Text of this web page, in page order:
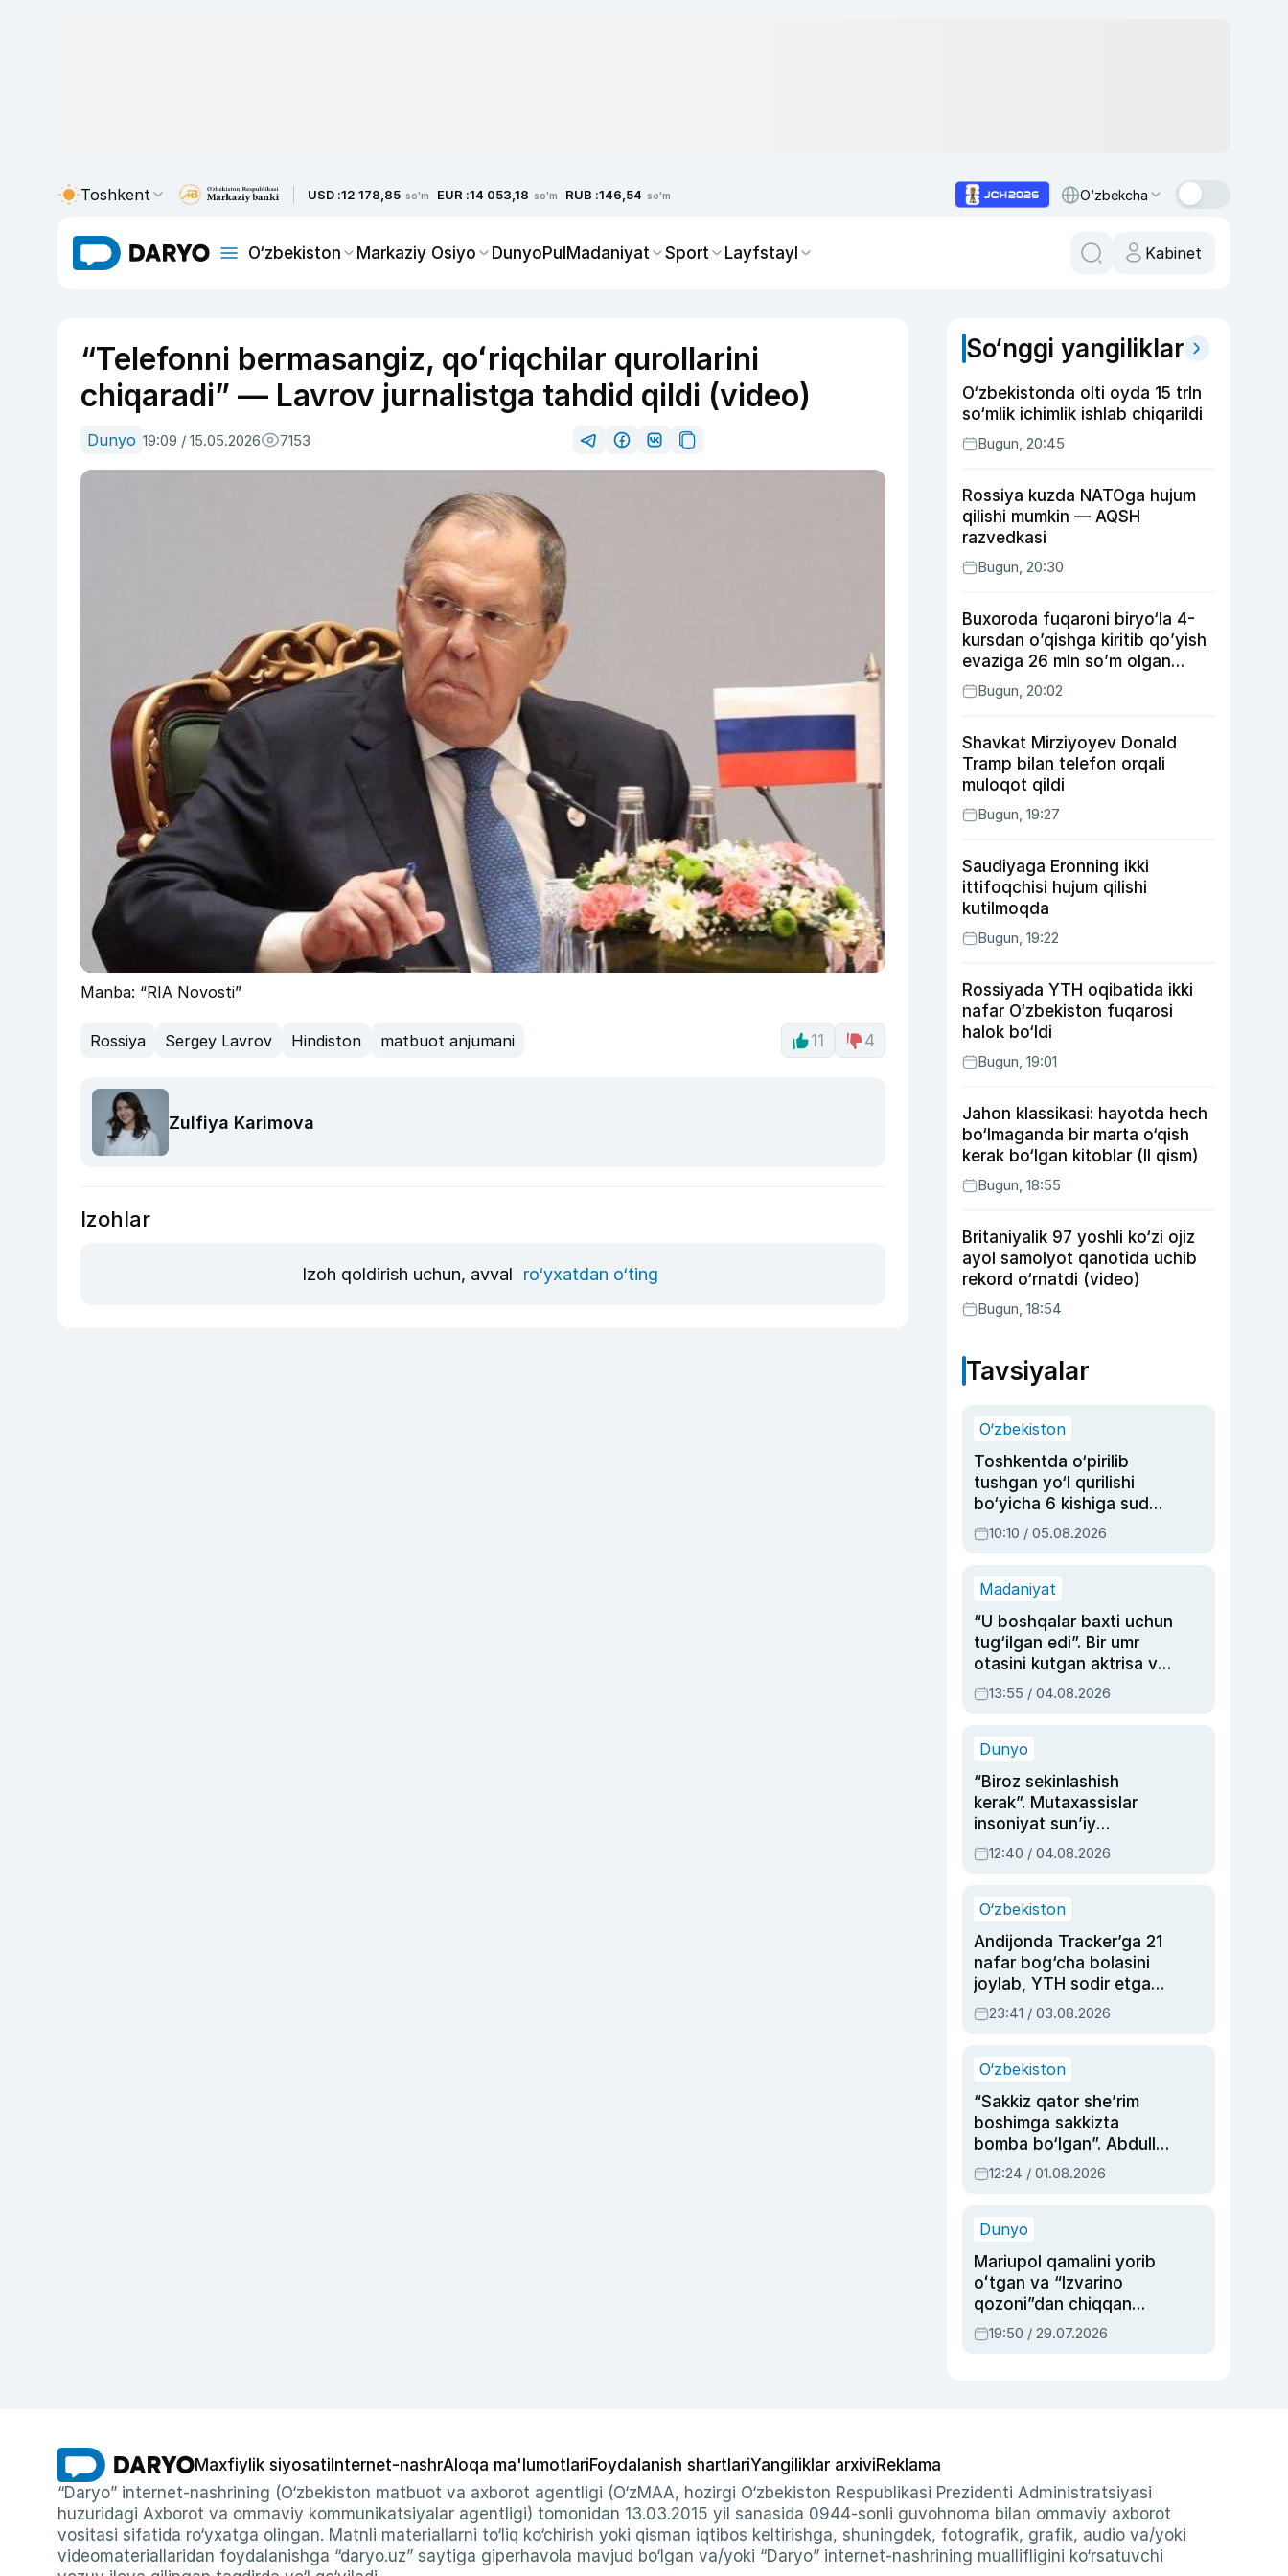
Toshkent USD :12 178,85 so'm EUR :14 053,18 so'm RUB :146,54 so'm O‘zbekcha
O‘zbekiston Markaziy Osiyo DunyoPulMadaniyat Sport Layfstayl Kabinet
“Telefonni bermasangiz, qoʻriqchilar qurollarini
chiqaradi” — Lavrov jurnalistga tahdid qildi (video)
Dunyo 19:09 / 15.05.2026 7153
Manba: “RIA Novosti”
Rossiya Sergey Lavrov Hindiston matbuot anjumani 11 4
Zulfiya Karimova
Izohlar
Izoh qoldirish uchun, avval ro‘yxatdan o‘ting
So‘nggi yangiliklar
O‘zbekistonda olti oyda 15 trln
so‘mlik ichimlik ishlab chiqarildi
Bugun, 20:45
Rossiya kuzda NATOga hujum
qilishi mumkin — AQSH
razvedkasi
Bugun, 20:30
Buxoroda fuqaroni biryo‘la 4-
kursdan o’qishga kiritib qo’yish
evaziga 26 mln so’m olgan
shaxs ushlandi
Bugun, 20:02
Shavkat Mirziyoyev Donald
Tramp bilan telefon orqali
muloqot qildi
Bugun, 19:27
Saudiyaga Eronning ikki
ittifoqchisi hujum qilishi
kutilmoqda
Bugun, 19:22
Rossiyada YTH oqibatida ikki
nafar O‘zbekiston fuqarosi
halok bo‘ldi
Bugun, 19:01
Jahon klassikasi: hayotda hech
bo‘lmaganda bir marta o‘qish
kerak bo‘lgan kitoblar (II qism)
Bugun, 18:55
Britaniyalik 97 yoshli ko‘zi ojiz
ayol samolyot qanotida uchib
rekord o‘rnatdi (video)
Bugun, 18:54
Tavsiyalar
O‘zbekiston
Toshkentda o‘pirilib
tushgan yo‘l qurilishi
bo‘yicha 6 kishiga sud
hukmi o‘qildi
10:10 / 05.08.2026
Madaniyat
“U boshqalar baxti uchun
tug‘ilgan edi”. Bir umr
otasini kutgan aktrisa va
dublyaj ustasi Rimma
Ahmedovaning
13:55 / 04.08.2026
Dunyo
“Biroz sekinlashish
kerak”. Mutaxassislar
insoniyat sun’iy
intellektni boshqara
olmay qolishidan xavotir
12:40 / 04.08.2026
O‘zbekiston
Andijonda Tracker’ga 21
nafar bog‘cha bolasini
joylab, YTH sodir etgan
ayolga sud hukmi o‘qildi
23:41 / 03.08.2026
O‘zbekiston
“Sakkiz qator she’rim
boshimga sakkizta
bomba bo‘lgan”. Abdulla
Oripovni siyosiy
ayblovlardan asrab
12:24 / 01.08.2026
Dunyo
Mariupol qamalini yorib
oʻtgan va “Izvarino
qozoni”dan chiqqan
qahramon — Ukraina
armiyasi bosh
19:50 / 29.07.2026
Maxfiylik siyosati Internet-nashrAloqa ma'lumotlariFoydalanish shartlariYangiliklar arxiviReklama
“Daryo” internet-nashrining (O‘zbekiston matbuot va axborot agentligi (O‘zMAA, hozirgi O‘zbekiston Respublikasi Prezidenti Administratsiyasi
huzuridagi Axborot va ommaviy kommunikatsiyalar agentligi) tomonidan 13.03.2015 yil sanasida 0944-sonli guvohnoma bilan ommaviy axborot
vositasi sifatida ro‘yxatga olingan. Matnli materiallarni to‘liq ko‘chirish yoki qisman iqtibos keltirishga, shuningdek, fotografik, grafik, audio va/yoki
videomateriallaridan foydalanishga “daryo.uz” saytiga giperhavola mavjud bo‘lgan va/yoki “Daryo” internet-nashrining muallifligini ko‘rsatuvchi